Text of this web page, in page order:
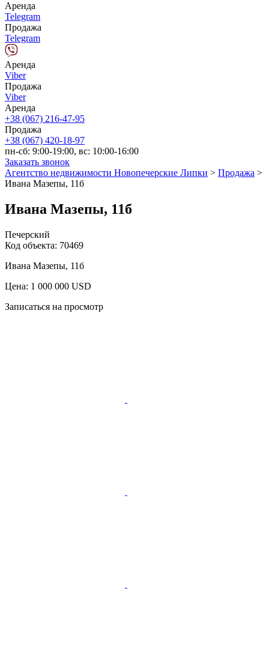
Аренда
Telegram
Продажа
Telegram
Аренда
Viber
Продажа
Viber
Аренда
+38 (067) 216-47-95
Продажа
+38 (067) 420-18-97
пн-сб: 9:00-19:00, вс: 10:00-16:00
Заказать звонок
Агентство недвижимости Новопечерские Липки > Продажа >
Ивана Мазепы, 11б
Ивана Мазепы, 11б
Печерский
Код объекта: 70469
Ивана Мазепы, 11б
Цена: 1 000 000 USD
Записаться на просмотр